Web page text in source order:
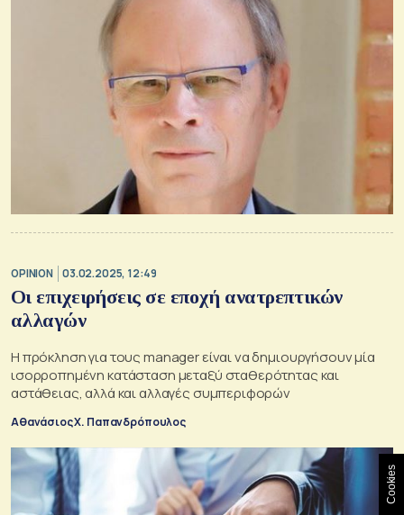
OPINION 03.02.2025, 12:49
Οι επιχειρήσεις σε εποχή ανατρεπτικών
αλλαγών
Η πρόκληση για τους manager είναι να δημιουργήσουν μία
ισορροπημένη κατάσταση μεταξύ σταθερότητας και
αστάθειας, αλλά και αλλαγές συμπεριφορών
Αθανάσιος Χ. Παπανδρόπουλος
Cookies